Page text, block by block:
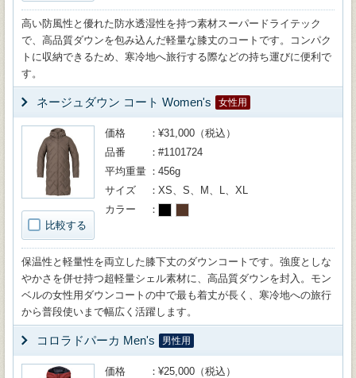
高い防風性と優れた防水透湿性を持つ素材スーパードライテック
で、高品質ダウンを包み込んだ軽量な膝丈のコートです。コンパク
トに収納できるため、寒冷地へ旅行する際などの持ち運びに便利で
す。
ネージュダウン コート Women's 女性用
比較する
価格
¥31,000（税込）
品番
#1101724
平均重量
456g
サイズ
XS、S、M、L、XL
カラー
保温性と軽量性を両立した膝下丈のダウンコートです。強度としな
やかさを併せ持つ超軽量シェル素材に、高品質ダウンを封入。モン
ベルの女性用ダウンコートの中で最も着丈が長く、寒冷地への旅行
から普段使いまで幅広く活躍します。
コロラドパーカ Men's 男性用
価格
¥25,000（税込）